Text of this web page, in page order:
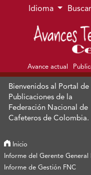
Ir al menú de
Ir al contenido principal
Ir al pie de página del
Idioma Buscar
Avance actual
Bienvenidos al Portal de
Publicaciones de la
Federación Nacional de
Cafeteros de Colombia.
Inicio
Informe del Gerente General
Informe de Gestión FNC